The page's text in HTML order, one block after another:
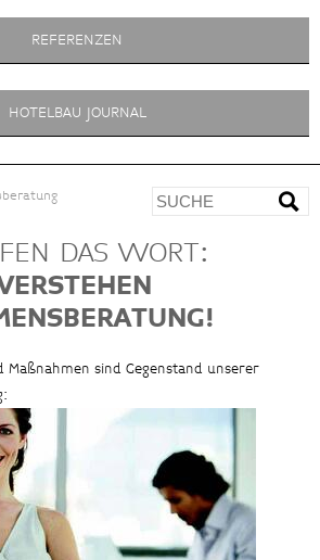
REFERENZEN
HOTELBAU JOURNAL
DAS WORT:
Maßnahmen sind Gegenstand unserer